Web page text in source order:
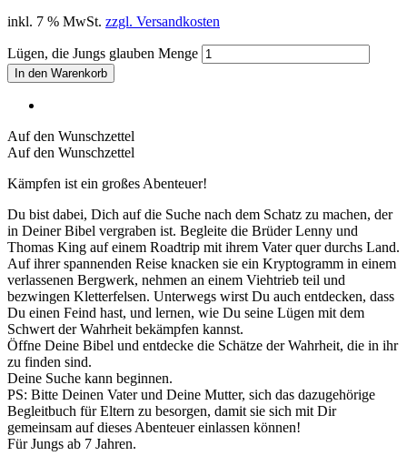
inkl. 7 % MwSt. zzgl. Versandkosten
Lügen, die Jungs glauben Menge
In den Warenkorb
Auf den Wunschzettel
Auf den Wunschzettel
Kämpfen ist ein großes Abenteuer!
Du bist dabei, Dich auf die Suche nach dem Schatz zu machen, der
in Deiner Bibel vergraben ist. Begleite die Brüder Lenny und
Thomas King auf einem Roadtrip mit ihrem Vater quer durchs Land.
Auf ihrer spannenden Reise knacken sie ein Kryptogramm in einem
verlassenen Bergwerk, nehmen an einem Viehtrieb teil und
bezwingen Kletterfelsen. Unterwegs wirst Du auch entdecken, dass
Du einen Feind hast, und lernen, wie Du seine Lügen mit dem
Schwert der Wahrheit bekämpfen kannst.
Öffne Deine Bibel und entdecke die Schätze der Wahrheit, die in ihr
zu finden sind.
Deine Suche kann beginnen.
PS: Bitte Deinen Vater und Deine Mutter, sich das dazugehörige
Begleitbuch für Eltern zu besorgen, damit sie sich mit Dir
gemeinsam auf dieses Abenteuer einlassen können!
Für Jungs ab 7 Jahren.